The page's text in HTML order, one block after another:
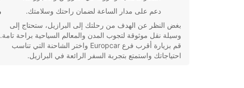
دعم على مدار الساعة لضمان راحتك وسلامتك.
بغض النظر عن الهدف من رحلتك إلى البرازيل، ستحتاج إلى
وسيلة نقل موثوقة لتجوب المدن والمعالم السياحية براحة تامة.
قم بزيارة أقرب فرع Europcar واختر الشاحنة التي تناسب
احتياجاتك واستمتع بتجربة السفر الرائعة في البرازيل.